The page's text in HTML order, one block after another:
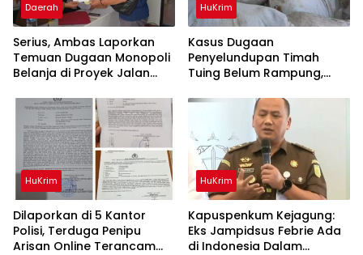
Daerah
Serius, Ambas Laporkan
‎Temuan Dugaan Monopoli
Belanja di Proyek Jalan
HuKrim
Kasus Dugaan
Penyelundupan Timah
Tuing Belum Rampung,
Dalam Informasi
HuKrim
Dilaporkan di 5 Kantor
Polisi, Terduga Penipu
Arisan Online Terancam
HuKrim
Kapuspenkum Kejagung:
Eks Jampidsus Febrie Ada
di Indonesia Dalam